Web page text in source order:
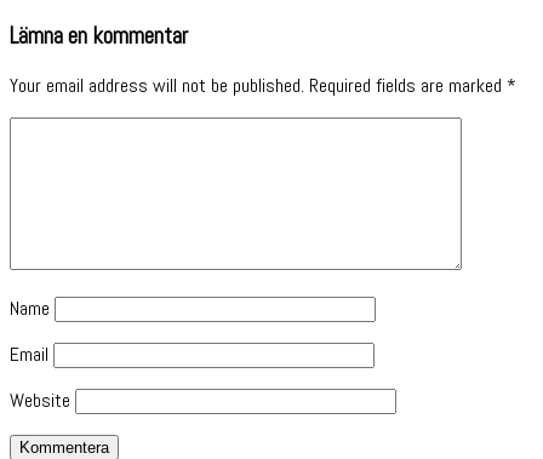
Lämna en kommentar
Your email address will not be published. Required fields are marked *
Name
Email
Website